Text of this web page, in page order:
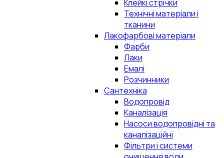
Клейкі стрічки
Технічні матеріали і
тканини
Лакофарбові матеріали
Фарби
Лаки
Емалі
Розчинники
Сантехніка
Водопровід
Каналізація
Насоси водопровідні та
каналізаційні
Фільтри і системи